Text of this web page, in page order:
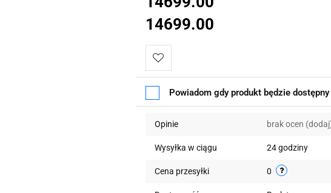
14699.00
Do
przechowalni
Powiadom gdy produkt będzie dostępny
Opinie brak ocen
Wysyłka w ciągu 24 godziny
Cena przesyłki 0